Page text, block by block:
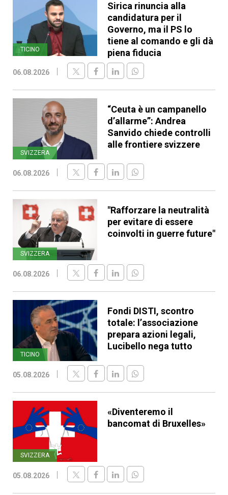
TICINO
Sirica rinuncia alla
candidatura per il
Governo, ma il PS lo
tiene al comando e gli dà
piena fiducia
06.08.2026
SVIZZERA
“Ceuta è un campanello
d’allarme”: Andrea
Sanvido chiede controlli
alle frontiere svizzere
06.08.2026
SVIZZERA
"Rafforzare la neutralità
per evitare di essere
coinvolti in guerre future"
06.08.2026
TICINO
Fondi DISTI, scontro
totale: l’associazione
prepara azioni legali,
Lucibello nega tutto
05.08.2026
SVIZZERA
«Diventeremo il
bancomat di Bruxelles»
05.08.2026